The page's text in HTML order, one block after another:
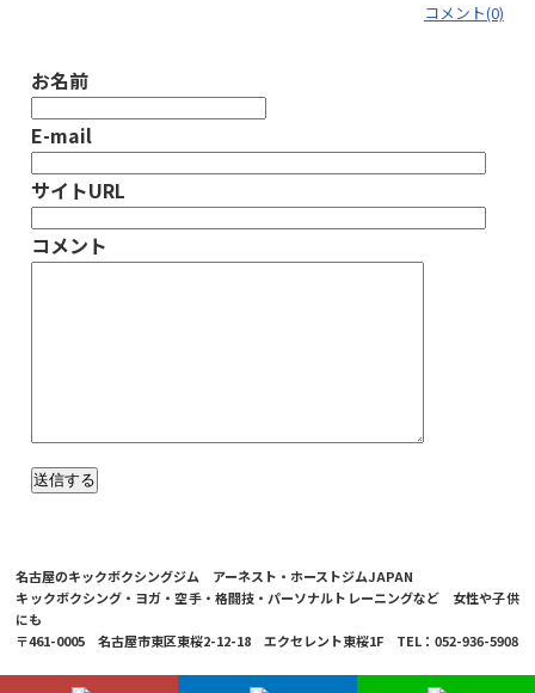
コメント(0)
お名前
E-mail
サイトURL
コメント
名古屋のキックボクシングジム アーネスト・ホーストジムJAPAN
キックボクシング・ヨガ・空手・格闘技・パーソナルトレーニングなど 女性や子供
にも
〒461-0005 名古屋市東区東桜2-12-18 エクセレント東桜1F TEL：052-936-5908